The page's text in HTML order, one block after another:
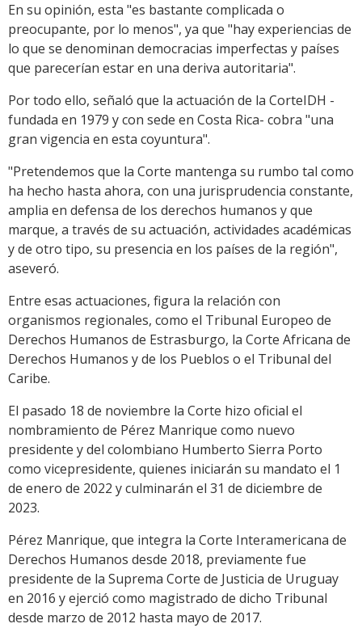
En su opinión, esta "es bastante complicada o
preocupante, por lo menos", ya que "hay experiencias de
lo que se denominan democracias imperfectas y países
que parecerían estar en una deriva autoritaria".
Por todo ello, señaló que la actuación de la CorteIDH -
fundada en 1979 y con sede en Costa Rica- cobra "una
gran vigencia en esta coyuntura".
"Pretendemos que la Corte mantenga su rumbo tal como
ha hecho hasta ahora, con una jurisprudencia constante,
amplia en defensa de los derechos humanos y que
marque, a través de su actuación, actividades académicas
y de otro tipo, su presencia en los países de la región",
aseveró.
Entre esas actuaciones, figura la relación con
organismos regionales, como el Tribunal Europeo de
Derechos Humanos de Estrasburgo, la Corte Africana de
Derechos Humanos y de los Pueblos o el Tribunal del
Caribe.
El pasado 18 de noviembre la Corte hizo oficial el
nombramiento de Pérez Manrique como nuevo
presidente y del colombiano Humberto Sierra Porto
como vicepresidente, quienes iniciarán su mandato el 1
de enero de 2022 y culminarán el 31 de diciembre de
2023.
Pérez Manrique, que integra la Corte Interamericana de
Derechos Humanos desde 2018, previamente fue
presidente de la Suprema Corte de Justicia de Uruguay
en 2016 y ejerció como magistrado de dicho Tribunal
desde marzo de 2012 hasta mayo de 2017.